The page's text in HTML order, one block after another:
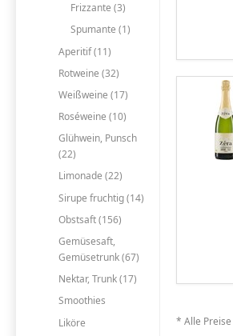
Frizzante (3)
Spumante (1)
Aperitif (11)
Rotweine (32)
Weißweine (17)
Roséweine (10)
Glühwein, Punsch
(22)
Limonade (22)
Sirupe fruchtig (14)
Obstsaft (156)
Gemüsesaft,
Gemüsetrunk (67)
Nektar, Trunk (17)
Smoothies
Liköre
* Alle Preise